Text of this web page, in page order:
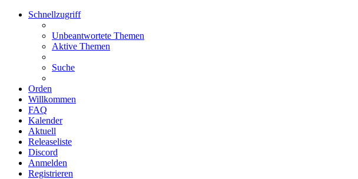
Schnellzugriff
Unbeantwortete Themen
Aktive Themen
Suche
Orden
Willkommen
FAQ
Kalender
Aktuell
Releaseliste
Discord
Anmelden
Registrieren